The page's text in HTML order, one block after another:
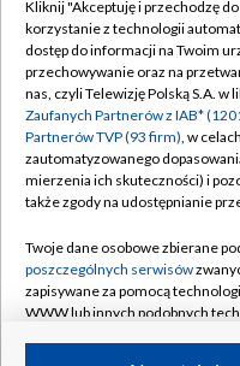
Abonament TVP
Emisja w TVP
Centrum informacji TVP
Naziemna Telewizja
Rada Programowa
System NOS
Informacje o nadawcy
Kliknij "Akceptuję i przechodzę
korzystanie z technologii
dostęp do informacji na Twoim
przechowywanie oraz na
nas, czyli Telewizję Polską S.A. w
Zaufanych Partnerów z IAB*
Partnerów TVP (93 firm), w
zautomatyzowanego
mierzenia ich skuteczności) i
także zgody na udostępnianie
Twoje dane osobowe zbierane
poszczególnych serwisów
zapisywane za pomocą
WWW lub innych podobnych